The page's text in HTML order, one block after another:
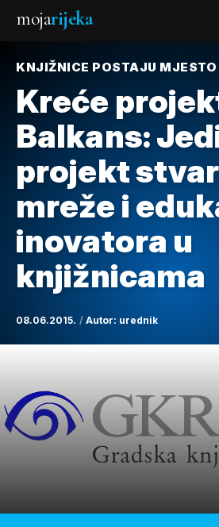
mojarijeka
KNJIŽNICE POSTAJU
Kreće
Balkans:
projekt
mreže i
inovatora u
knjižnicama
08.06.2015. Autor: urednik